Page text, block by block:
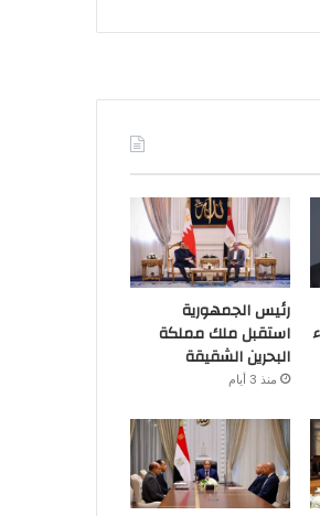
رئيس الجمهورية
استقبل ملك مملكة
البحرين الشقيقة
منذ 3 أيام